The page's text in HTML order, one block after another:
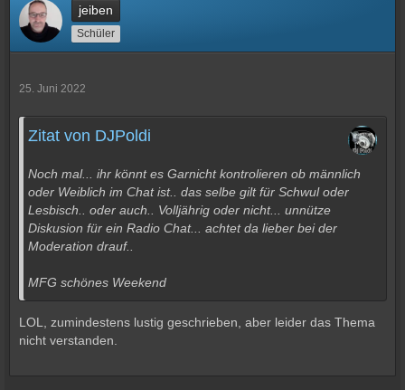
jeiben
Schüler
25. Juni 2022
Zitat von DJPoldi
Noch mal... ihr könnt es Garnicht kontrolieren ob männlich
oder Weiblich im Chat ist.. das selbe gilt für Schwul oder
Lesbisch.. oder auch.. Volljährig oder nicht... unnütze
Diskusion für ein Radio Chat... achtet da lieber bei der
Moderation drauf..
MFG schönes Weekend
LOL, zumindestens lustig geschrieben, aber leider das Thema
nicht verstanden.